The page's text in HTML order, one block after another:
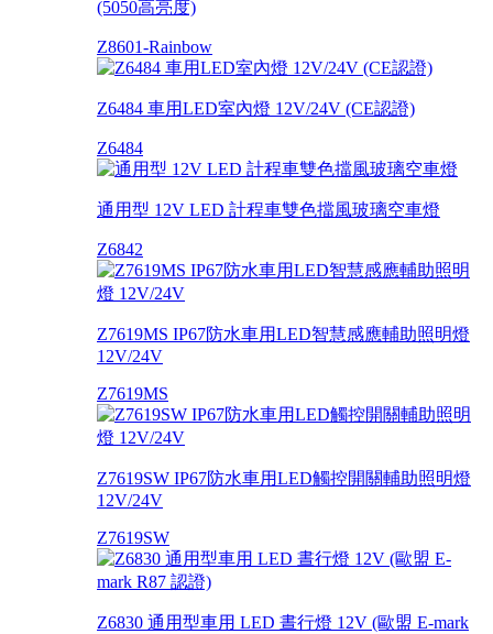
(5050高亮度)
Z8601-Rainbow
Z6484 車用LED室內燈 12V/24V (CE認證)
Z6484
通用型 12V LED 計程車雙色擋風玻璃空車燈
Z6842
Z7619MS IP67防水車用LED智慧感應輔助照明燈
12V/24V
Z7619MS
Z7619SW IP67防水車用LED觸控開關輔助照明燈
12V/24V
Z7619SW
Z6830 通用型車用 LED 晝行燈 12V (歐盟 E-mark